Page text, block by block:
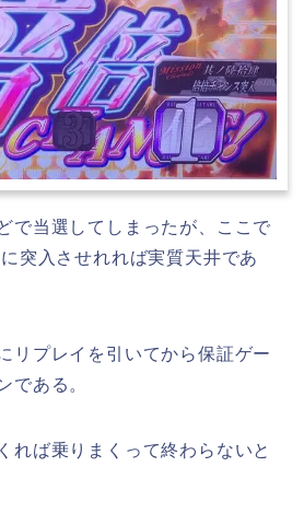
で当選してしまったが、ここで
突入させれれば実質天井であ
リプレイを引いてから保証ゲー
である。
れば乗りまくって終わらないと